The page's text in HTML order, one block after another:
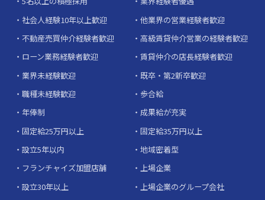
社会人経験10年以上歓迎
他業界の営業経験者歓迎
不動産売買仲介経験者歓迎
高級賃貸仲介営業の経験者歓迎
ローン業務経験者歓迎
賃貸仲介の店長経験者歓迎
業界未経験歓迎
既卒・第2新卒歓迎
職種未経験歓迎
歩合給
年俸制
成果給が充実
固定給25万円以上
固定給35万円以上
設立5年以内
地域密着型
フランチャイズ加盟店舗
上場企業
設立30年以上
上場企業のグループ会社